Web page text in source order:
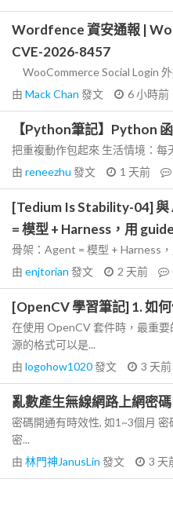
Wordfence 資安通報 |
CVE-2026-8457
WooCommerce Social Login
由 Mack Chan 發文 6 小時前
【Python筆記】Python
把重複動作包起來 生活情境：每
由 reneezhu 發文 1 天前
[Tedium Is Stability-04]
= 模型 + Harness，用
骨架：Agent = 模型 + Harness
由 enjtorian 發文 2 天前
[OpenCV 學習筆記] 1. 如
在使用 OpenCV 套件時，最重
源的格式可以是...
由 logohow1020發文 3 天前
亂數產生無線網路上網密
密碼開通有時效性, 如1~3個月
密...
由 林門神JanusLin 發文 3 天